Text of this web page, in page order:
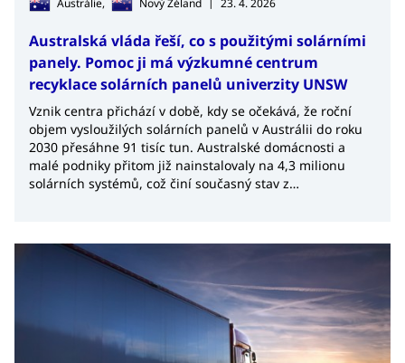
Australská vláda řeší, co s použitými solárními
panely. Pomoc ji má výzkumné centrum
recyklace solárních panelů univerzity UNSW
Vznik centra přichází v době, kdy se očekává, že roční
objem vysloužilých solárních panelů v Austrálii do roku
2030 přesáhne 91 tisíc tun. Australské domácnosti a
malé podniky přitom již nainstalovaly na 4,3 milionu
solárních systémů, což činí současný stav z